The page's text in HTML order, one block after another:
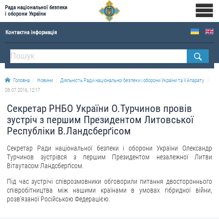
Рада національної безпеки
і оборони України
Контактна інформація
ПРО РНБОУ
Склад Ради національної безпеки і оборони України
Апарат Ради національної безпеки і оборони України
Історична довідка про діяльність Ради національної безпеки і оборони України
ОФІЦІЙНІ ДОКУМЕНТИ
ПРЕСЦЕНТР
Drone Deals
Фотогалерея
Головна Новини
Діяльність Ради національної безпеки і оборони України та її Апарату
08.07.2016, 12:17
Секретар РНБО України О.Турчинов провів
зустріч з першим Президентом Литовської
Республіки В.Ландсберґісом
Секретар Ради національної безпеки і оборони України Олександр
Турчинов зустрівся з першим Президентом незалежної Литви
Вітаутасом Ландсберґісом.
Під час зустрічі співрозмовники обговорили питання двостороннього
співробітництва між нашими країнами в умовах гібридної війни,
розв'язаної Російською Федерацією.